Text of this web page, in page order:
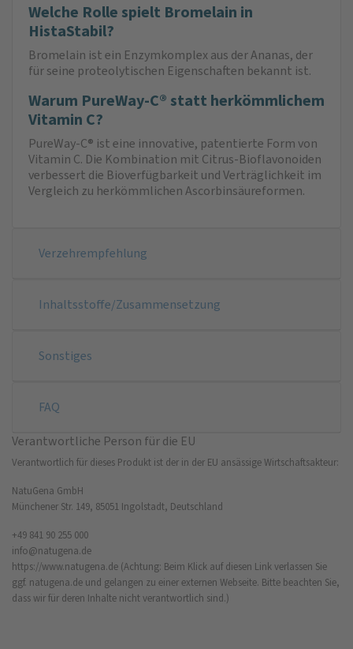
Welche Rolle spielt Bromelain in
HistaStabil?
Bromelain ist ein Enzymkomplex aus der Ananas, der
für seine proteolytischen Eigenschaften bekannt ist.
Warum PureWay-C® statt herkömmlichem
Vitamin C?
PureWay-C® ist eine innovative, patentierte Form von
Vitamin C. Die Kombination mit Citrus-Bioflavonoiden
verbessert die Bioverfügbarkeit und Verträglichkeit im
Vergleich zu herkömmlichen Ascorbinsäureformen.
Verzehrempfehlung
Inhaltsstoffe/Zusammensetzung
Sonstiges
FAQ
Verantwortliche Person für die EU
Verantwortlich für dieses Produkt ist der in der EU ansässige Wirtschaftsakteur:
NatuGena GmbH
Münchener Str. 149, 85051 Ingolstadt, Deutschland
+49 841 90 255 000
info@natugena.de
https://www.natugena.de (Achtung: Beim Klick auf diesen Link verlassen Sie
ggf. natugena.de und gelangen zu einer externen Webseite. Bitte beachten Sie,
dass wir für deren Inhalte nicht verantwortlich sind.)